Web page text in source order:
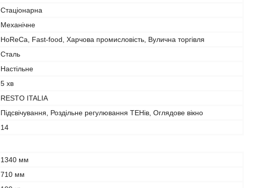
Стаціонарна
Механічне
HoReCa, Fast-food, Харчова промисловість, Вулична торгівля
Сталь
Настільне
5 хв
RESTO ITALIA
Підсвічування, Роздільне регулювання ТЕНів, Оглядове вікно
14
1340 мм
710 мм